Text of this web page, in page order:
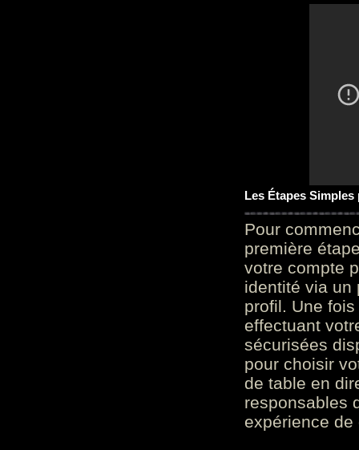
Les Étapes
Pour
première
votre compte
identité via un
profil. Une
effectuant
sécurisées
pour choisir
de table en
responsables
expérience